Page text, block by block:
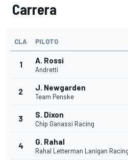
Carrera
CLA PILOTO
1 A. Rossi
Andretti
2 J. Newgarden
Team Penske
3 S. Dixon
Chip Ganassi Racing
4 G. Rahal
Rahal Letterman Lanigan Racing